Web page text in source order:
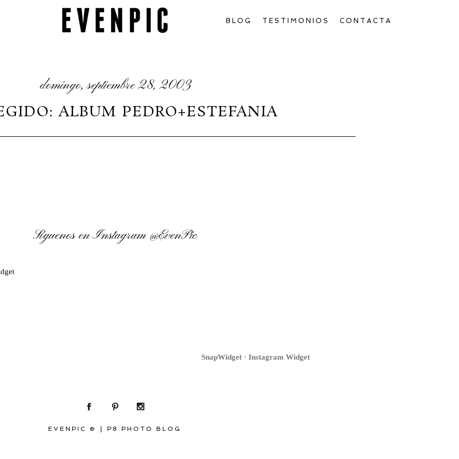
BLOG TESTIMONIOS CONTACTA
domingo, septiembre 28, 2003
ALBUM PEDRO+ESTEFANIA
Síguenos en Instagram@EvenPic
SnapWidget · Instagram Widget
EVENPIC © P8 PHOTO BLOG